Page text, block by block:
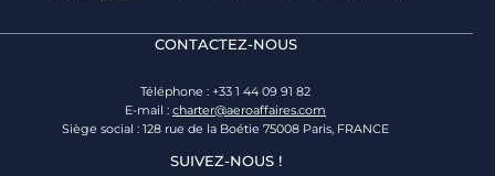
CONTACTEZ-NOUS
Téléphone : +33 1 44 09 91 82
E-mail : charter@aeroaffaires.com
Siège social : 128 rue de la Boétie 75008 Paris, FRANCE
SUIVEZ-NOUS !